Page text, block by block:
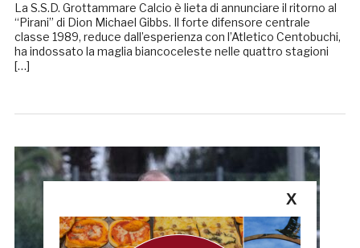
La S.S.D. Grottammare Calcio è lieta di annunciare il ritorno al
“Pirani” di Dion Michael Gibbs. Il forte difensore centrale
classe 1989, reduce dall’esperienza con l’Atletico Centobuchi,
ha indossato la maglia biancoceleste nelle quattro stagioni
[…]
X